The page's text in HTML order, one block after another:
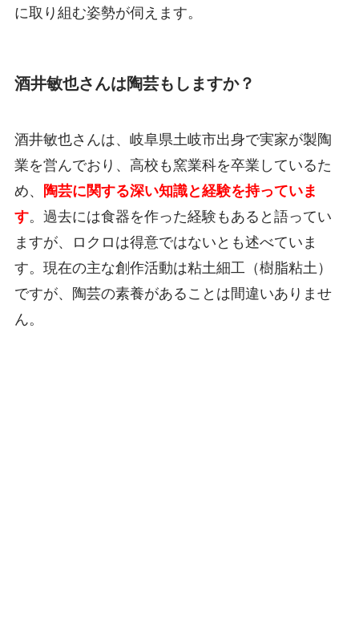
に取り組む姿勢が伺えます。
酒井敏也さんは陶芸もしますか？
酒井敏也さんは、岐阜県土岐市出身で実家が製陶
業を営んでおり、高校も窯業科を卒業しているた
め、
陶芸に関する深い知識と経験を持っていま
す。過去には食器を作った経験もあると語ってい
ますが、ロクロは得意ではないとも述べていま
す。現在の主な創作活動は粘土細工（樹脂粘土）
ですが、陶芸の素養があることは間違いありませ
ん。